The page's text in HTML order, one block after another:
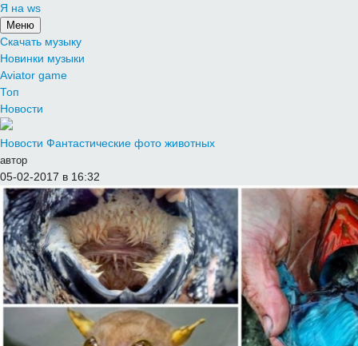
Я на ws
Меню
Скачать музыку
Новинки музыки
Aviator game
Топ
Новости
Новости Фантастические фото животных
автор
05-02-2017 в 16:32